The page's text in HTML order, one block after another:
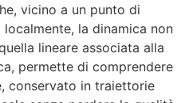
vicino a un punto di
la dinamica non
lineare associata alla
permette di comprendere
conservato in traiettorie